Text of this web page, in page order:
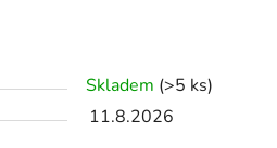
Skladem (>5 ks)
11.8.2026